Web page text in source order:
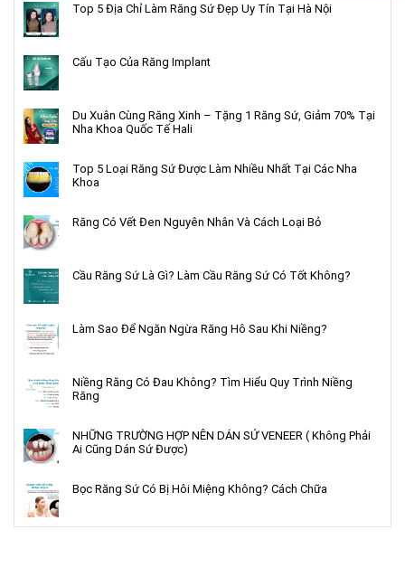
Top 5 Địa Chỉ Làm Răng Sứ Đẹp Uy Tín Tại Hà Nội
Cấu Tạo Của Răng Implant
Du Xuân Cùng Răng Xinh – Tặng 1 Răng Sứ, Giảm 70% Tại
Nha Khoa Quốc Tế Hali
Top 5 Loại Răng Sứ Được Làm Nhiều Nhất Tại Các Nha
Khoa
Răng Có Vết Đen Nguyên Nhân Và Cách Loại Bỏ
Cầu Răng Sứ Là Gì? Làm Cầu Răng Sứ Có Tốt Không?
Làm Sao Để Ngăn Ngừa Răng Hô Sau Khi Niềng?
Niềng Răng Có Đau Không? Tìm Hiểu Quy Trình Niềng
Răng
NHỮNG TRƯỜNG HỢP NÊN DÁN SỨ VENEER ( Không Phải
Ai Cũng Dán Sứ Được)
Bọc Răng Sứ Có Bị Hôi Miệng Không? Cách Chữa